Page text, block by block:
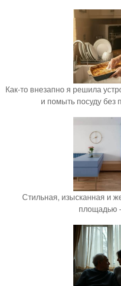
Как-то внезапно я решила
и помыть посуду без
Стильная, изысканная и
площадью